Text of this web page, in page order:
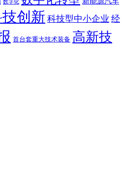
数字化
创新 科技型中小企业 经
首台套重大技术装备 高新技